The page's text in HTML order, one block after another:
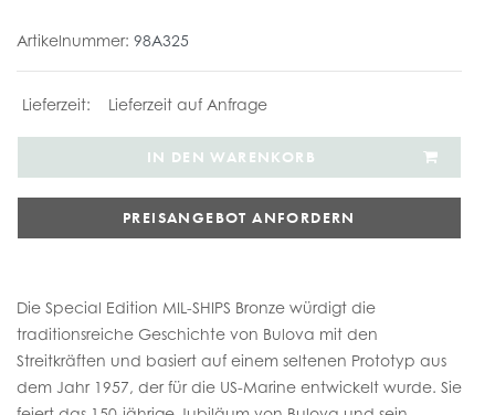
Artikelnummer: 98A325
Lieferzeit auf Anfrage
IN DEN WARENKORB
PREISANGEBOT ANFORDERN
Die Special Edition MIL-SHIPS Bronze würdigt die
traditionsreiche Geschichte von Bulova mit den
Streitkräften und basiert auf einem seltenen Prototyp aus
dem Jahr 1957, der für die US-Marine entwickelt wurde. Sie